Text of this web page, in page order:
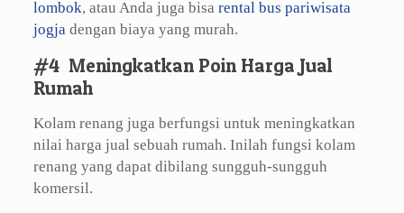
lombok, atau Anda juga bisa rental bus pariwisata
jogjadengan biaya yang murah.
#4 Meningkatkan Poin Harga Jual
Rumah
Kolam renang juga berfungsi untuk meningkatkan
nilai harga jual sebuah rumah. Inilah fungsi kolam
renang yang dapat dibilang sungguh-sungguh
komersil.